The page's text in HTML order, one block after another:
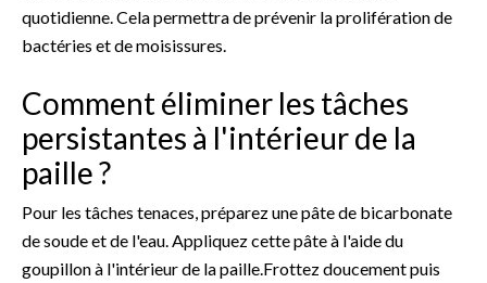
quotidienne. Cela permettra de prévenir la prolifération de
bactéries et de moisissures.
Comment éliminer les tâches
persistantes à l'intérieur de la
paille ?
Pour les tâches tenaces, préparez une pâte de bicarbonate
de soude et de l'eau. Appliquez cette pâte à l'aide du
goupillon à l'intérieur de la paille.Frottez doucement puis